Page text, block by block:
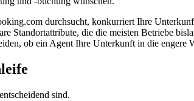
durchsucht, konkurriert Ihre
Standortattribute, die die meisten Betriebe
ob ein Agent Ihre Unterkunft in die engere
sind.